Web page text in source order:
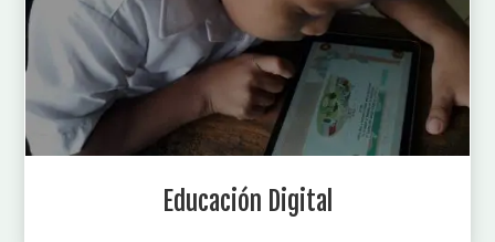
Educación Digital